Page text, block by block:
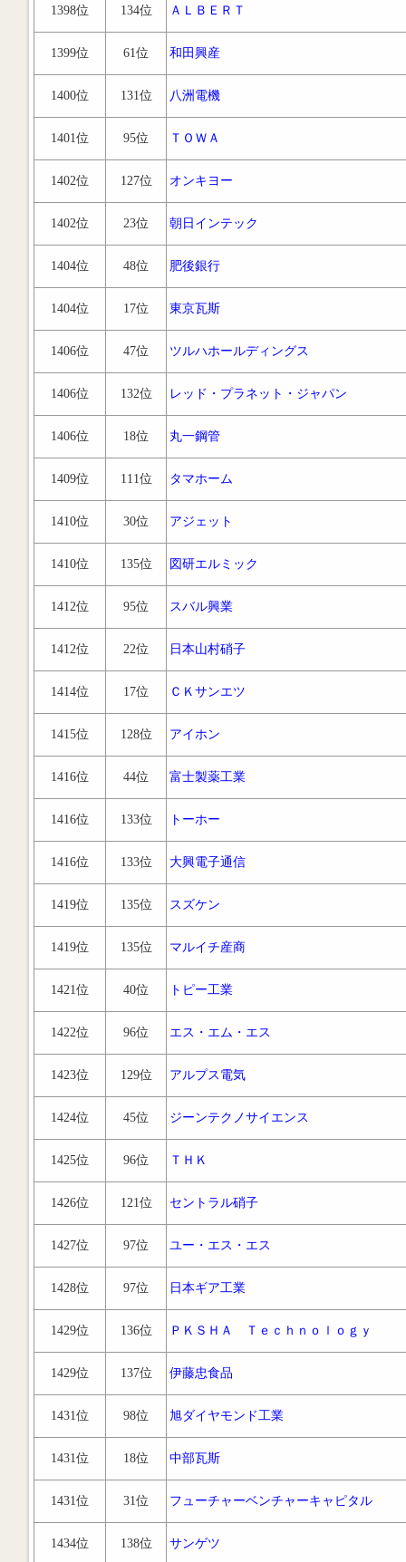
1398位 134位 ＡＬＢＥＲＴ
1399位 61位 和田興産
1400位 131位 八洲電機
1401位 95位 ＴＯＷＡ
1402位 127位 オンキヨー
1402位 23位 朝日インテック
1404位 48位 肥後銀行
1404位 17位 東京瓦斯
1406位 47位 ツルハホールディングス
1406位 132位 レッド・プラネット・ジャパン
1406位 18位 丸一鋼管
1409位 111位 タマホーム
1410位 30位 アジェット
1410位 135位 図研エルミック
1412位 95位 スバル興業
1412位 22位 日本山村硝子
1414位 17位 ＣＫサンエツ
1415位 128位 アイホン
1416位 44位 富士製薬工業
1416位 133位 トーホー
1416位 133位 大興電子通信
1419位 135位 スズケン
1419位 135位 マルイチ産商
1421位 40位 トピー工業
1422位 96位 エス・エム・エス
1423位 129位 アルプス電気
1424位 45位 ジーンテクノサイエンス
1425位 96位 ＴＨＫ
1426位 121位 セントラル硝子
1427位 97位 ユー・エス・エス
1428位 97位 日本ギア工業
1429位 136位 ＰＫＳＨＡ Ｔｅｃｈｎｏｌｏｇｙ
1429位 137位 伊藤忠食品
1431位 98位 旭ダイヤモンド工業
1431位 18位 中部瓦斯
1431位 31位 フューチャーベンチャーキャピタル
1434位 138位 サンゲツ